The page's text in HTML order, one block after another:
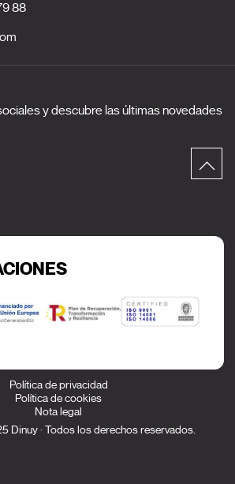
88
y descubre las últimas novedades
Política de privacidad
Política de cookies
Nota legal
Dinuy · Todos los derechos reservados.